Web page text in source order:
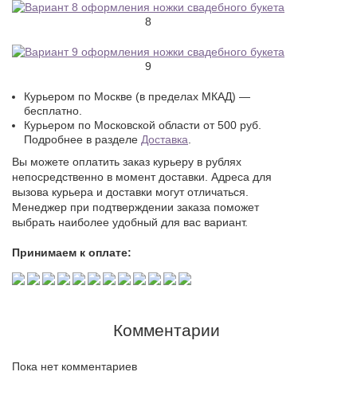
8
9
Курьером по Москве (в пределах МКАД) —
бесплатно.
Курьером по Московской области от 500 руб.
Подробнее в разделе Доставка
Вы можете оплатить заказ курьеру в рублях
непосредственно в момент доставки. Адреса для
вызова курьера и доставки могут отличаться.
Менеджер при подтверждении заказа поможет
выбрать наиболее удобный для вас вариант.
Принимаем к оплате:
Комментарии
Пока нет комментариев